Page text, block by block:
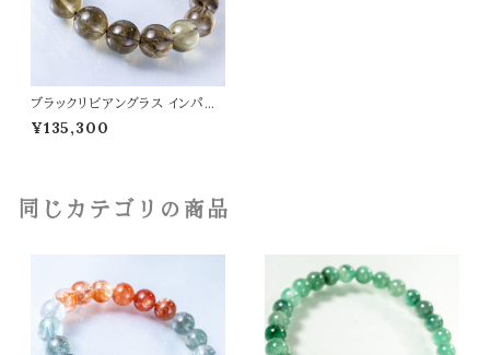
ブラックリビアングラス インパク
トガラス ブレスレット 高品質 天
然ガラス 宇宙・高波動系ヒーリン
¥135,300
同じカテゴリの商品